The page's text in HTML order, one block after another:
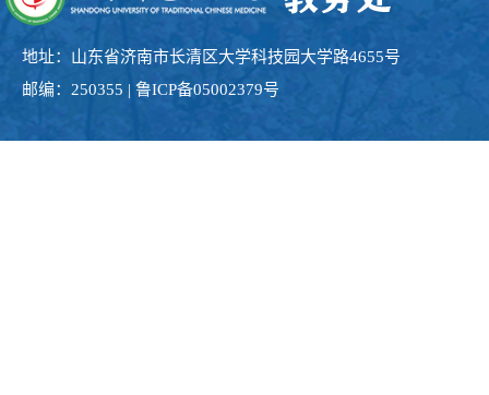
地址：山东省济南市长清区大学科技园大学路4655号
邮编：250355 | 鲁ICP备05002379号